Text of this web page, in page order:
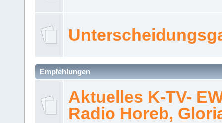
Empfehlungen
Aktuelles K-TV-
Radio Horeb,